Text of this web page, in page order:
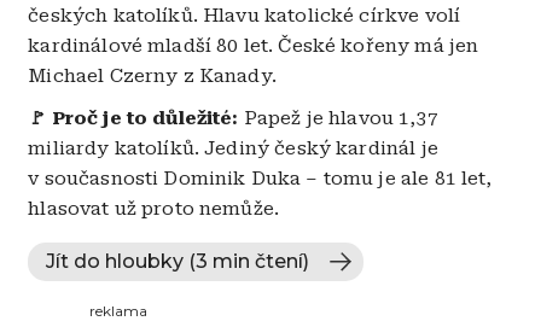
českých katolíků. Hlavu katolické církve volí
kardinálové mladší 80 let. České kořeny má jen
Michael Czerny z Kanady.
🚩 Proč je to důležité: Papež je hlavou 1,37
miliardy katolíků. Jediný český kardinál je
v současnosti Dominik Duka – tomu je ale 81 let,
hlasovat už proto nemůže.
Jít do hloubky (3 min čtení)
reklama